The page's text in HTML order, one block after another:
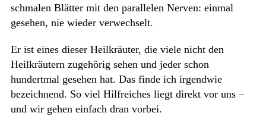
schmalen Blätter mit den parallelen Nerven: einmal
gesehen, nie wieder verwechselt.
Er ist eines dieser Heilkräuter, die viele nicht den
Heilkräutern zugehörig sehen und jeder schon
hundertmal gesehen hat. Das finde ich irgendwie
bezeichnend. So viel Hilfreiches liegt direkt vor uns –
und wir gehen einfach dran vorbei.